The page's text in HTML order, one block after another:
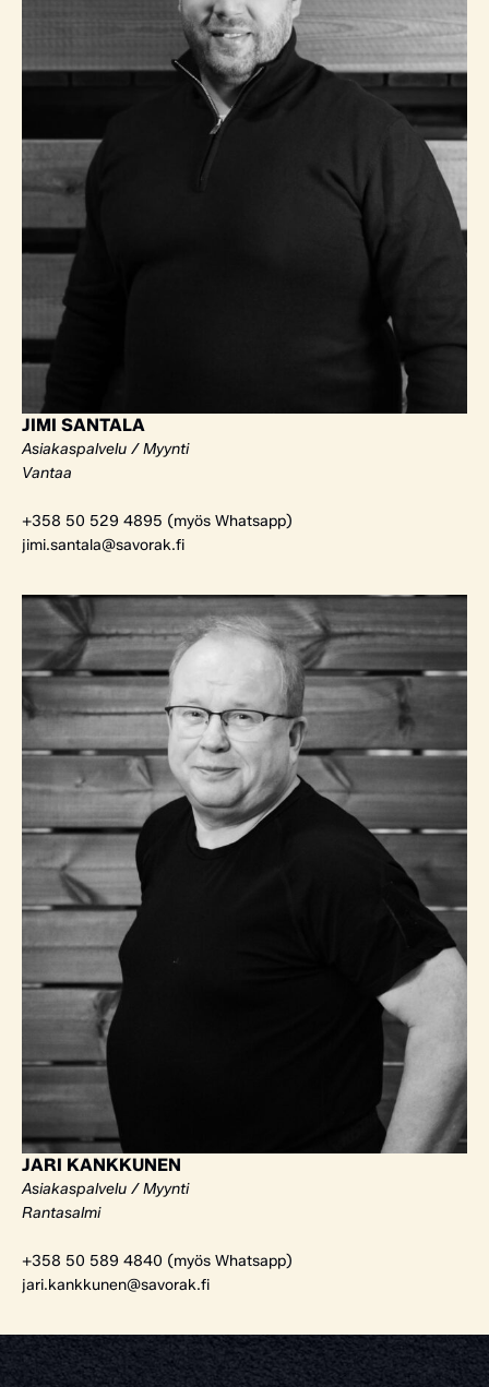
JIMI SANTALA
Asiakaspalvelu / Myynti
Vantaa
+358 50 529 4895 (myös Whatsapp)
jimi.santala@savorak.fi
JARI KANKKUNEN
Asiakaspalvelu / Myynti
Rantasalmi
+358 50 589 4840 (myös Whatsapp)
jari.kankkunen@savorak.fi